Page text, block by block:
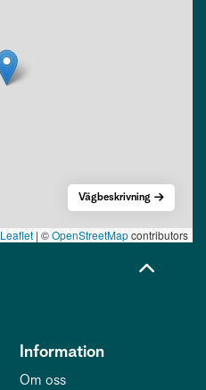
Leaflet | ©OpenStreetMapcontributors
Vägbeskrivning
Information
Om oss